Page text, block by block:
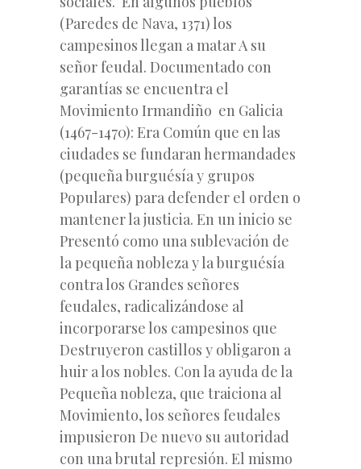
(Paredes de Nava, 1371) los
campesinos llegan a matar A su
señor feudal. Documentado con
garantías se encuentra el
Movimiento Irmandiño en Galicia
(1467-1470): Era Común que en las
ciudades se fundaran hermandades
(pequeña burguésía y grupos
Populares) para defender el orden o
mantener la justicia. En un inicio se
Presentó como una sublevación de
la pequeña nobleza y la burguésía
contra los Grandes señores
feudales, radicalizándose al
incorporarse los campesinos que
Destruyeron castillos y obligaron a
huir a los nobles. Con la ayuda de la
Pequeña nobleza, que traiciona al
Movimiento, los señores feudales
impusieron De nuevo su autoridad
con una brutal represión. El mismo